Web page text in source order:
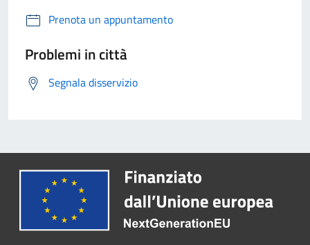
Prenota un appuntamento
Problemi in città
Segnala disservizio